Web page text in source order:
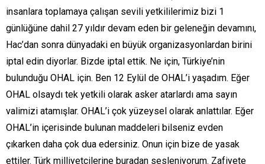
insanlara toplamaya çalışan sevili yetkililerimiz bizi 1
günlüğüne dahil 27 yıldır devam eden bir geleneğin devamını,
Hac’dan sonra dünyadaki en büyük organizasyonlardan birini
iptal edin diyorlar. Bizde iptal ettik. Ne için, Türkiye’nin
bulunduğu OHAL için. Ben 12 Eylül de OHAL’i yaşadım. Eğer
OHAL olsaydı tek yetkili olarak asker atarlardı ama sayın
valimizi atamışlar. OHAL’i çok yüzeysel olarak anlattılar. Eğer
OHAL’in içerisinde bulunan maddeleri bilseniz evden
çıkarken daha çok dua edersiniz. Onun için bize de yasak
ettiler. Türk milliyetçilerine buradan sesleniyorum. Zafiyete